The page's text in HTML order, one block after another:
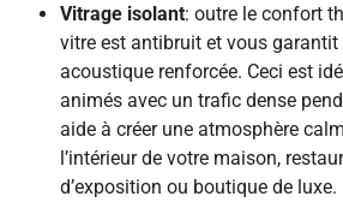
Vitrage isolant: outre le confort
vitre est antibruit et vous
acoustique renforcée. Ceci est
animés avec un trafic dense
aide à créer une atmosphère
l’intérieur de votre maison,
d’exposition ou boutique de luxe.